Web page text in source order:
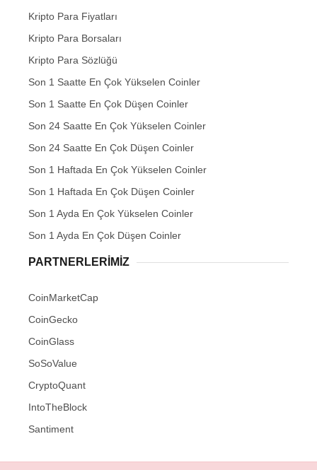
Kripto Para Fiyatları
Kripto Para Borsaları
Kripto Para Sözlüğü
Son 1 Saatte En Çok Yükselen Coinler
Son 1 Saatte En Çok Düşen Coinler
Son 24 Saatte En Çok Yükselen Coinler
Son 24 Saatte En Çok Düşen Coinler
Son 1 Haftada En Çok Yükselen Coinler
Son 1 Haftada En Çok Düşen Coinler
Son 1 Ayda En Çok Yükselen Coinler
Son 1 Ayda En Çok Düşen Coinler
PARTNERLERIMIZ
CoinMarketCap
CoinGecko
CoinGlass
SoSoValue
CryptoQuant
IntoTheBlock
Santiment